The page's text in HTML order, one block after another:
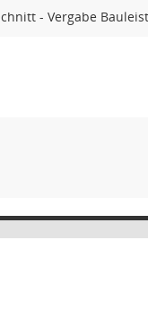
- Vergabe